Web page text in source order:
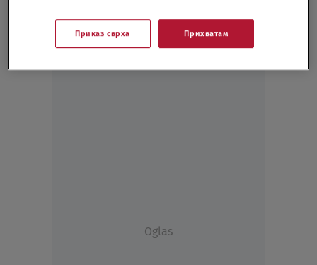
Oglas
Приказ сврха Прихватам